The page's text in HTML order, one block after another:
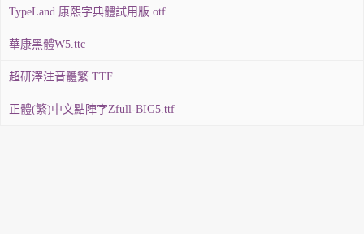
TypeLand 康熙字典體試用版.otf
華康黑體W5.ttc
超研澤注音體繁.TTF
正體(繁)中文點陣字Zfull-BIG5.ttf